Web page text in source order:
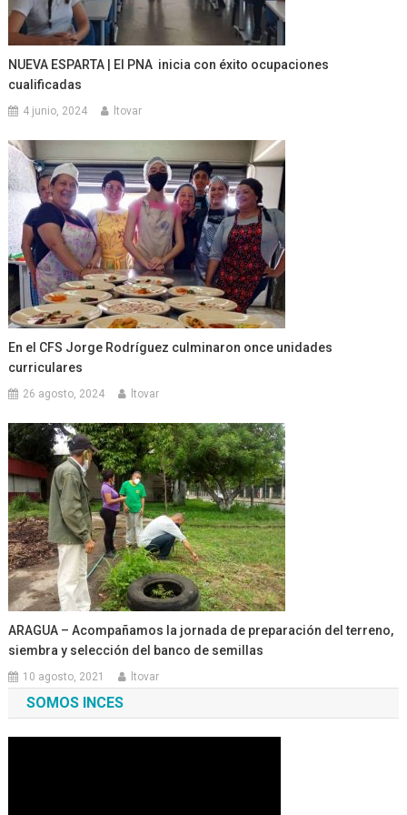
NUEVA ESPARTA | El PNA inicia con éxito ocupaciones
cualificadas
4 junio, 2024 ltovar
En el CFS Jorge Rodríguez culminaron once unidades
curriculares
26 agosto, 2024 ltovar
ARAGUA – Acompañamos la jornada de preparación del terreno,
siembra y selección del banco de semillas
10 agosto, 2021 ltovar
SOMOS INCES